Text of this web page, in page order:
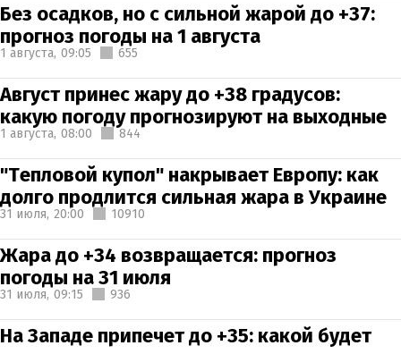
Без осадков, но с сильной жарой до +37:
прогноз погоды на 1 августа
1 августа, 09:05 655
Август принес жару до +38 градусов:
какую погоду прогнозируют на выходные
1 августа, 08:00 844
"Тепловой купол" накрывает Европу: как
долго продлится сильная жара в Украине
31 июля, 20:00 10910
Жара до +34 возвращается: прогноз
погоды на 31 июля
31 июля, 09:15 936
На Западе припечет до +35: какой будет